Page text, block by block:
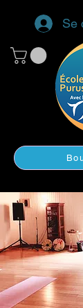
Se